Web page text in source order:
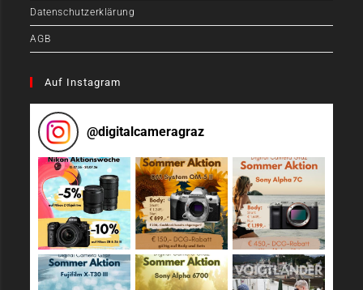
Datenschutzerklärung
AGB
Auf Instagram
@digitalcameragraz